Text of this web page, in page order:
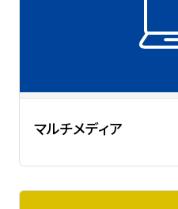
マルチメディア